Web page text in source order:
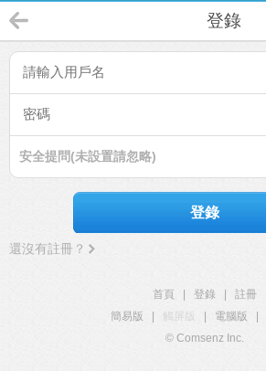
登錄
安全提問(未設置請忽略)
登錄
還沒有註冊？
首頁 登錄
註冊
簡易版
觸屏版 電腦版
© Comsenz Inc.